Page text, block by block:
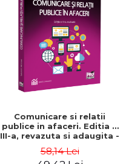
Comunicare si relatii
publice in afaceri. Editia a
III-a, revazuta si adaugita -
58,14 Lei